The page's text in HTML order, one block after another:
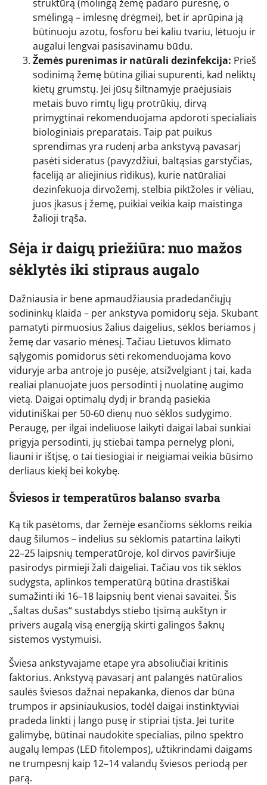
struktūrą (molingą žemę padaro puresnę, o
smėlingą – imlesnę drėgmei), bet ir aprūpina ją
būtinuoju azotu, fosforu bei kaliu tvariu, lėtuoju ir
augalui lengvai pasisavinamu būdu.
Žemės purenimas ir natūrali dezinfekcija: Prieš
sodinimą žemę būtina giliai supurenti, kad neliktų
kietų grumstų. Jei jūsų šiltnamyje praėjusiais
metais buvo rimtų ligų protrūkių, dirvą
primygtinai rekomenduojama apdoroti specialiais
biologiniais preparatais. Taip pat puikus
sprendimas yra rudenį arba ankstyvą pavasarį
pasėti sideratus (pavyzdžiui, baltąsias garstyčias,
faceliją ar aliejinius ridikus), kurie natūraliai
dezinfekuoja dirvožemį, stelbia piktžoles ir vėliau,
juos įkasus į žemę, puikiai veikia kaip maistinga
žalioji trąša.
Sėja ir daigų priežiūra: nuo mažos
sėklytės iki stipraus augalo
Dažniausia ir bene apmaudžiausia pradedančiųjų
sodininkų klaida – per ankstyva pomidorų sėja. Skubant
pamatyti pirmuosius žalius daigelius, sėklos beriamos į
žemę dar vasario mėnesį. Tačiau Lietuvos klimato
sąlygomis pomidorus sėti rekomenduojama kovo
viduryje arba antroje jo pusėje, atsižvelgiant į tai, kada
realiai planuojate juos persodinti į nuolatinę augimo
vietą. Daigai optimalų dydį ir brandą pasiekia
vidutiniškai per 50-60 dienų nuo sėklos sudygimo.
Peraugę, per ilgai indeliuose laikyti daigai labai sunkiai
prigyja persodinti, jų stiebai tampa pernelyg ploni,
liauni ir ištįsę, o tai tiesiogiai ir neigiamai veikia būsimo
derliaus kiekį bei kokybę.
Šviesos ir temperatūros balanso svarba
Ką tik pasėtoms, dar žemėje esančioms sėkloms reikia
daug šilumos – indelius su sėklomis patartina laikyti
22–25 laipsnių temperatūroje, kol dirvos paviršiuje
pasirodys pirmieji žali daigeliai. Tačiau vos tik sėklos
sudygsta, aplinkos temperatūrą būtina drastiškai
sumažinti iki 16–18 laipsnių bent vienai savaitei. Šis
„šaltas dušas“ sustabdys stiebo tįsimą aukštyn ir
privers augalą visą energiją skirti galingos šaknų
sistemos vystymuisi.
Šviesa ankstyvajame etape yra absoliučiai kritinis
faktorius. Ankstyvą pavasarį ant palangės natūralios
saulės šviesos dažnai nepakanka, dienos dar būna
trumpos ir apsiniaukusios, todėl daigai instinktyviai
pradeda linkti į lango pusę ir stipriai tįsta. Jei turite
galimybę, būtinai naudokite specialias, pilno spektro
augalų lempas (LED fitolempos), užtikrindami daigams
ne trumpesnį kaip 12–14 valandų šviesos periodą per
parą.